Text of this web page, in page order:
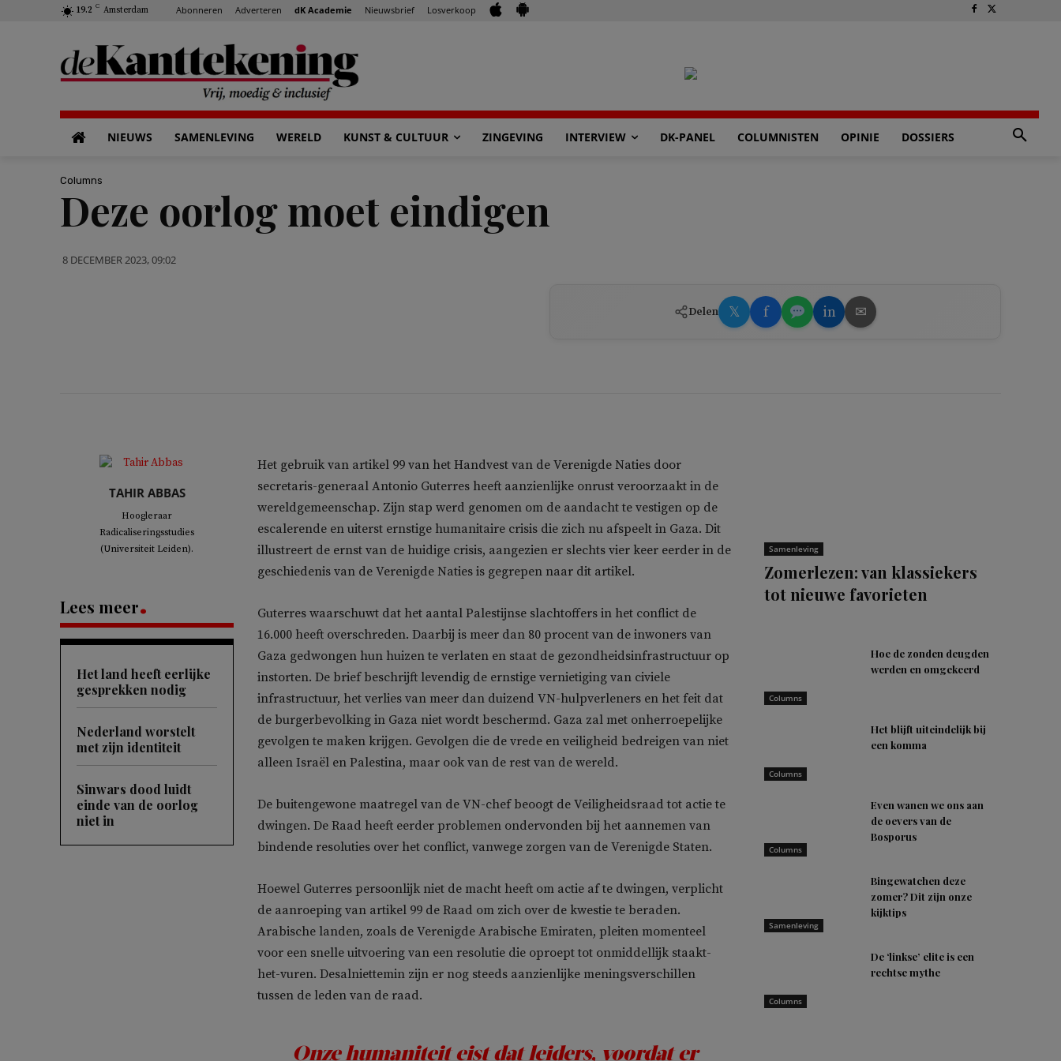
19.2 C Amsterdam Abonneren Adverteren dK Academie Nieuwsbrief Losverkoop
NIEUWS SAMENLEVING WERELD KUNST & CULTUUR ZINGEVING INTERVIEW DK-PANEL COLUMNISTEN OPINIE DOSSIERS
Columns
Deze oorlog moet eindigen
8 DECEMBER 2023, 09:02
Delen 𝕏 f in ✉
TAHIR ABBAS
Hoogleraar
Radicaliseringsstudies
(Universiteit Leiden).
Lees meer
Het land heeft eerlijke
gesprekken nodig
Nederland worstelt
met zijn identiteit
Sinwars dood luidt
einde van de oorlog
niet in
Het gebruik van artikel 99 van het Handvest van de Verenigde Naties door
secretaris-generaal Antonio Guterres heeft aanzienlijke onrust veroorzaakt in de
wereldgemeenschap. Zijn stap werd genomen om de aandacht te vestigen op de
escalerende en uiterst ernstige humanitaire crisis die zich nu afspeelt in Gaza. Dit
illustreert de ernst van de huidige crisis, aangezien er slechts vier keer eerder in de
geschiedenis van de Verenigde Naties is gegrepen naar dit artikel.
Guterres waarschuwt dat het aantal Palestijnse slachtoffers in het conflict de
16.000 heeft overschreden. Daarbij is meer dan 80 procent van de inwoners van
Gaza gedwongen hun huizen te verlaten en staat de gezondheidsinfrastructuur op
instorten. De brief beschrijft levendig de ernstige vernietiging van civiele
infrastructuur, het verlies van meer dan duizend VN-hulpverleners en het feit dat
de burgerbevolking in Gaza niet wordt beschermd. Gaza zal met onherroepelijke
gevolgen te maken krijgen. Gevolgen die de vrede en veiligheid bedreigen van niet
alleen Israël en Palestina, maar ook van de rest van de wereld.
De buitengewone maatregel van de VN-chef beoogt de Veiligheidsraad tot actie te
dwingen. De Raad heeft eerder problemen ondervonden bij het aannemen van
bindende resoluties over het conflict, vanwege zorgen van de Verenigde Staten.
Hoewel Guterres persoonlijk niet de macht heeft om actie af te dwingen, verplicht
de aanroeping van artikel 99 de Raad om zich over de kwestie te beraden.
Arabische landen, zoals de Verenigde Arabische Emiraten, pleiten momenteel
voor een snelle uitvoering van een resolutie die oproept tot onmiddellijk staakt-
het-vuren. Desalniettemin zijn er nog steeds aanzienlijke meningsverschillen
tussen de leden van de raad.
Onze humaniteit eist dat leiders, voordat er
Samenleving
Zomerlezen: van klassiekers
tot nieuwe favorieten
Columns
Hoe de zonden deugden
werden en omgekeerd
Columns
Het blijft uiteindelijk bij
een komma
Columns
Even wanen we ons aan
de oevers van de
Bosporus
Samenleving
Bingewatchen deze
zomer? Dit zijn onze
kijktips
Columns
De ‘linkse’ elite is een
rechtse mythe